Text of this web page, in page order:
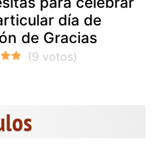
día de
de Gracias